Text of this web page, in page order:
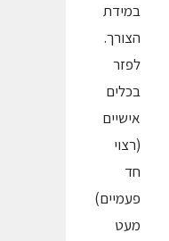
במידת
הצורך.
לפזר
בכלים
אישיים
(רצוי
חד
פעמיים)
מעט